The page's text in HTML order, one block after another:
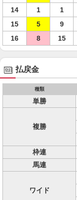
14
1 1
15
5 9
16
8 15
払戻金
種類
単勝
複勝
枠連
馬連
ワイド